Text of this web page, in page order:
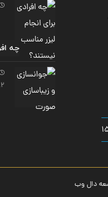
چه
2, 2020
دال وب